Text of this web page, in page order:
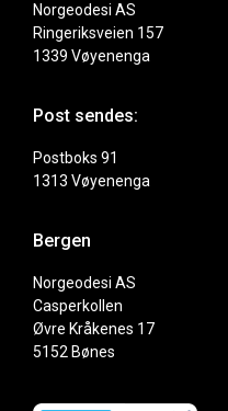
Norgeodesi AS
Ringeriksveien 157
1339 Vøyenenga
Post sendes:
Postboks 91
1313 Vøyenenga
Bergen
Norgeodesi AS
Casperkollen
Øvre Kråkenes 17
5152 Bønes